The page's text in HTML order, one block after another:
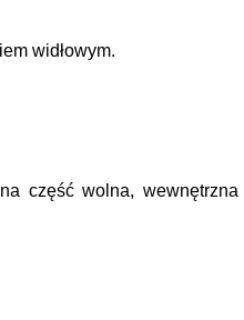
widłowym.
część wolna, wewnętrzna